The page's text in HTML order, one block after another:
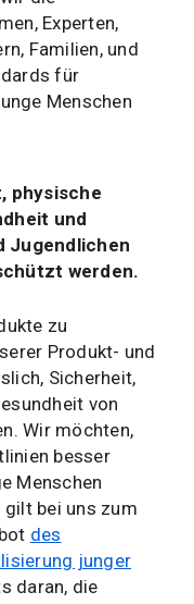
Experten,
Familien, und
für
Menschen
physische
und
Jugendlichen
werden.
zu
Produkt- und
Sicherheit,
von
Wir möchten,
besser
Menschen
gilt bei uns zum
des
junger
daran, die